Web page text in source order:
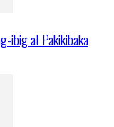
ibig at Pakikibaka